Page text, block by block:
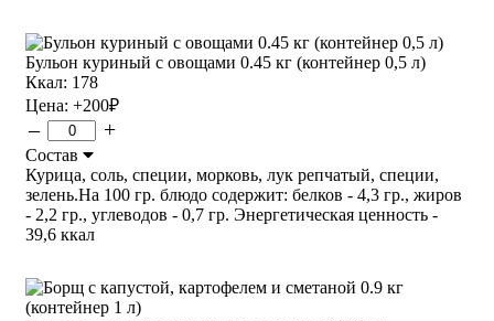
Бульон куриный с овощами 0.45 кг (контейнер 0,5 л)
Ккал: 178
Цена: +200₽
– +
Состав
Курица, соль, специи, морковь, лук репчатый, специи,
зелень.На 100 гр. блюдо содержит: белков - 4,3 гр., жиров
- 2,2 гр., углеводов - 0,7 гр. Энергетическая ценность -
39,6 ккал